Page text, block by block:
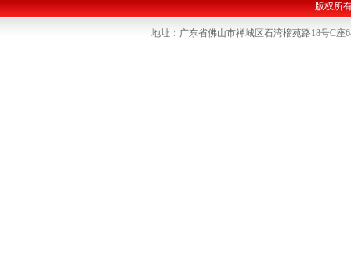
版权所
地址：广东省佛山市禅城区石湾榴苑路18号